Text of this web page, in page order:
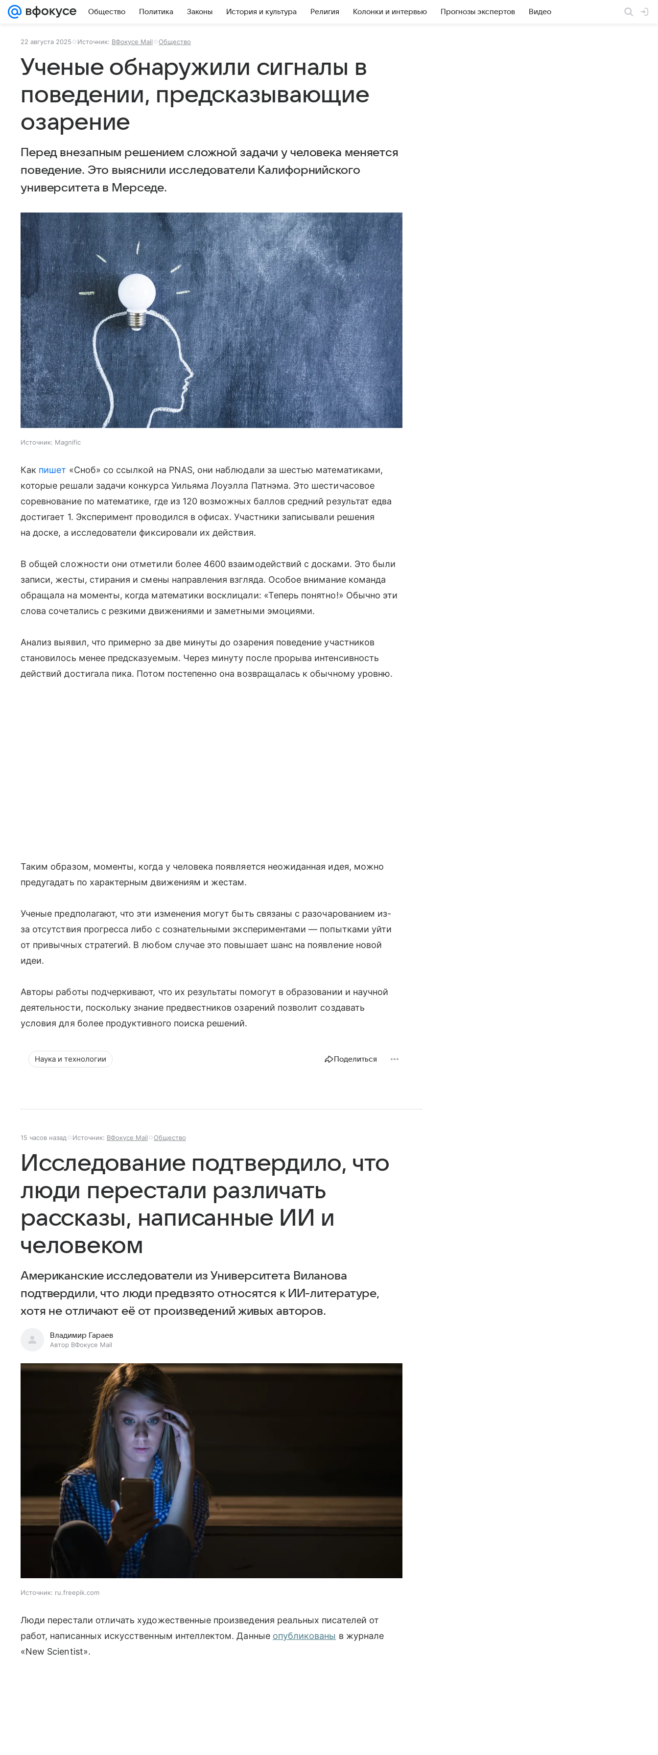
Общество Политика Законы История и культура Религия Колонки и интервью Прогнозы экспертов Видео
22 августа 2025 Источник: ВФокусе Mail Общество
Ученые обнаружили сигналы в
поведении, предсказывающие
озарение
Перед внезапным решением сложной задачи у человека меняется
поведение. Это выяснили исследователи Калифорнийского
университета в Мерседе.
Источник: Magnific
Как пишет «Сноб» со ссылкой на PNAS, они наблюдали за шестью математиками,
которые решали задачи конкурса Уильяма Лоуэлла Патнэма. Это шестичасовое
соревнование по математике, где из 120 возможных баллов средний результат едва
достигает 1. Эксперимент проводился в офисах. Участники записывали решения
на доске, а исследователи фиксировали их действия.
В общей сложности они отметили более 4600 взаимодействий с досками. Это были
записи, жесты, стирания и смены направления взгляда. Особое внимание команда
обращала на моменты, когда математики восклицали: «Теперь понятно!» Обычно эти
слова сочетались с резкими движениями и заметными эмоциями.
Анализ выявил, что примерно за две минуты до озарения поведение участников
становилось менее предсказуемым. Через минуту после прорыва интенсивность
действий достигала пика. Потом постепенно она возвращалась к обычному уровню.
Таким образом, моменты, когда у человека появляется неожиданная идея, можно
предугадать по характерным движениям и жестам.
Ученые предполагают, что эти изменения могут быть связаны с разочарованием из-
за отсутствия прогресса либо с сознательными экспериментами — попытками уйти
от привычных стратегий. В любом случае это повышает шанс на появление новой
идеи.
Авторы работы подчеркивают, что их результаты помогут в образовании и научной
деятельности, поскольку знание предвестников озарений позволит создавать
условия для более продуктивного поиска решений.
Наука и технологии Поделиться
15 часов назад Источник: ВФокусе Mail Общество
Исследование подтвердило, что
люди перестали различать
рассказы, написанные ИИ и
человеком
Американские исследователи из Университета Виланова
подтвердили, что люди предвзято относятся к ИИ-литературе,
хотя не отличают её от произведений живых авторов.
Владимир Гараев
Автор ВФокусе Mail
Источник: ru.freepik.com
Люди перестали отличать художественные произведения реальных писателей от
работ, написанных искусственным интеллектом. Данные опубликованы в журнале
«New Scientist».